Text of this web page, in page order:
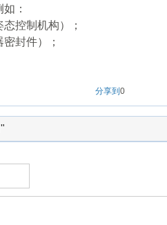
：
控制机构）；
封件）；
分享到 0